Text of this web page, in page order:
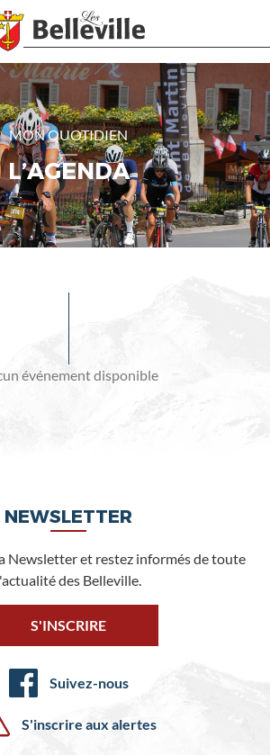
MON QUOTIDIEN
L’AGENDA
événement disponible
NEWSLETTER
Newsletter et restez informés de toute
des Belleville.
S'INSCRIRE
Suivez-nous
S'inscrire aux alertes